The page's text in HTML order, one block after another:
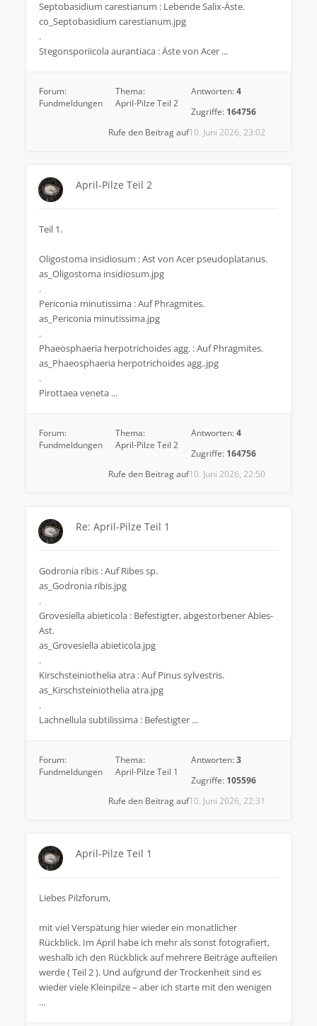
Septobasidium carestianum : Lebende Salix-Äste.
co_Septobasidium carestianum.jpg
.
Stegonsporiicola aurantiaca : Äste von Acer ...
Forum:
Fundmeldungen
Thema:
April-Pilze Teil 2
Antworten:4
Zugriffe: 164756
10. Juni 2026, 23:02
Rufe den Beitrag auf
April-Pilze Teil 2
Teil 1.
Oligostoma insidiosum : Ast von Acer pseudoplatanus.
as_Oligostoma insidiosum.jpg
.
Periconia minutissima : Auf Phragmites.
as_Periconia minutissima.jpg
.
Phaeosphaeria herpotrichoides agg. : Auf Phragmites.
as_Phaeosphaeria herpotrichoides agg..jpg
.
Pirottaea veneta ...
Forum:
Fundmeldungen
Thema:
April-Pilze Teil 2
Antworten:4
Zugriffe: 164756
10. Juni 2026, 22:50
Rufe den Beitrag auf
Re: April-Pilze Teil 1
Godronia ribis : Auf Ribes sp.
as_Godronia ribis.jpg
.
Grovesiella abieticola : Befestigter, abgestorbener Abies-
Ast.
as_Grovesiella abieticola.jpg
.
Kirschsteiniothelia atra : Auf Pinus sylvestris.
as_Kirschsteiniothelia atra.jpg
.
Lachnellula subtilissima : Befestigter ...
Forum:
Fundmeldungen
Thema:
April-Pilze Teil 1
Antworten:3
Zugriffe: 105596
10. Juni 2026, 22:31
Rufe den Beitrag auf
April-Pilze Teil 1
Liebes Pilzforum,
mit viel Verspätung hier wieder ein monatlicher
Rückblick. Im April habe ich mehr als sonst fotografiert,
weshalb ich den Rückblick auf mehrere Beiträge aufteilen
werde ( Teil 2 ). Und aufgrund der Trockenheit sind es
wieder viele Kleinpilze – aber ich starte mit den wenigen
...